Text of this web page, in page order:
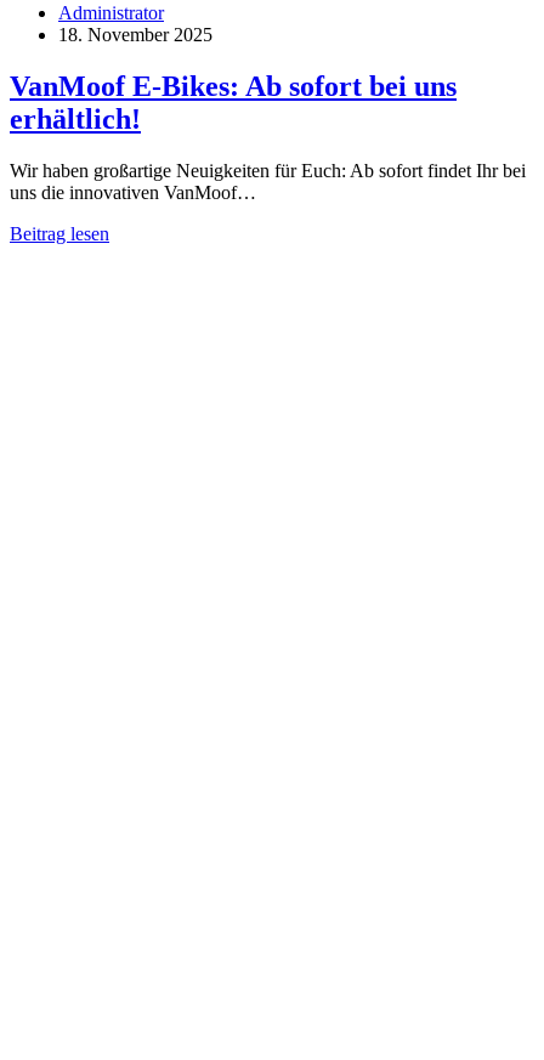
Administrator
18. November 2025
VanMoof E-Bikes: Ab sofort bei uns
erhältlich!
Wir haben großartige Neuigkeiten für Euch: Ab sofort findet Ihr bei
uns die innovativen VanMoof…
Beitrag lesen